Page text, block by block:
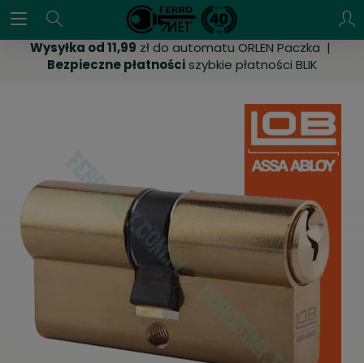
Wysyłka od 11,99 zł do automatu ORLEN Paczka |
Bezpieczne płatnościszybkie płatności BLIK